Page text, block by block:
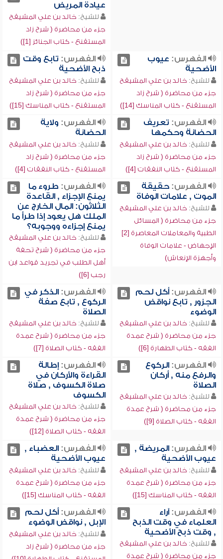
عيادة المريض
للشيخ: خالد بن علي المشيقح
جزء من محاضرة ( شرح زاد
المستقنع - كتاب الجنائز [1])
الفهرس: عيوب
الأضحية
للشيخ: خالد بن علي المشيقح
جزء من محاضرة ( شرح زاد
المستقنع - كتاب المناسك [14])
الفهرس: تابع وقت
ذبح الأضحية
للشيخ: خالد بن علي المشيقح
جزء من محاضرة ( شرح زاد
المستقنع - كتاب المناسك [15])
الفهرس: تعريف
الحضانة وحكمها
للشيخ: خالد بن علي المشيقح
جزء من محاضرة ( شرح زاد
المستقنع - كتاب النفقات [4])
الفهرس: ولاية
الحضانة
للشيخ: خالد بن علي المشيقح
جزء من محاضرة ( شرح زاد
المستقنع - كتاب النفقات [4])
الفهرس:حقيقة
الموت , علامات الوفاة
للشيخ: خالد بن علي المشيقح
جزء من محاضرة ( المسائل
الطبية والمعاملات المعاصرة [2]
الإجهاض - علامات الوفاة
وأجهزة الإنعاش)
الفهرس: طروء ما
يمنع الإجزاء , القاعدة
الثلاثون: المال الخارج عن
الملك هل يعود إذا طرأ ما
يمنع إجزاءه ووجوبه؟
للشيخ: خالد بن علي المشيقح
جزء من محاضرة ( شرح تحفة
أهل الطلب في تجريد قواعد ابن
رجب [6])
الفهرس:أكل لحم
الجزور , تابع نواقض
الوضوء
للشيخ: خالد بن علي المشيقح
جزء من محاضرة ( شرح عمدة
الفقه - كتاب الطهارة [6])
الفهرس:الذكر في
الركوع , تابع صفة
الصلاة
للشيخ: خالد بن علي المشيقح
جزء من محاضرة ( شرح عمدة
الفقه - كتاب الصلاة [7])
الفهرس:الركوع
والرفع منه , أركان
الصلاة
للشيخ: خالد بن علي المشيقح
جزء من محاضرة ( شرح عمدة
الفقه - كتاب الصلاة [9])
الفهرس:إطالة
القراءة والأركان في
صلاة الكسوف , صلاة
الكسوف
للشيخ: خالد بن علي المشيقح
جزء من محاضرة ( شرح عمدة
الفقه - كتاب الصلاة [12])
الفهرس:المريضة ,
عيوب الأضحية
للشيخ: خالد بن علي المشيقح
جزء من محاضرة ( شرح عمدة
الفقه - كتاب المناسك [15])
الفهرس:العضباء ,
عيوب الأضحية
للشيخ: خالد بن علي المشيقح
جزء من محاضرة ( شرح عمدة
الفقه - كتاب المناسك [15])
الفهرس:آراء
العلماء في وقت الذبح
, وقت ذبح الأضحية
للشيخ: خالد بن علي المشيقح
جزء من محاضرة ( شرح عمدة
الفهرس:أكل لحم
الإبل , نواقض الوضوء
للشيخ: خالد بن علي المشيقح
جزء من محاضرة ( شرح زاد